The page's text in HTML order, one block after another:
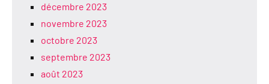
décembre 2023
novembre 2023
octobre 2023
septembre 2023
août 2023